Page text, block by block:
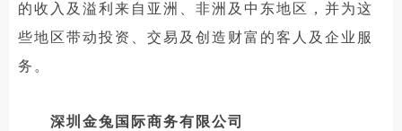
的收入及溢利来自亚洲、非洲及中东地区，并为这
些地区带动投资、交易及创造财富的客人及企业服
务。
深圳金兔国际商务有限公司